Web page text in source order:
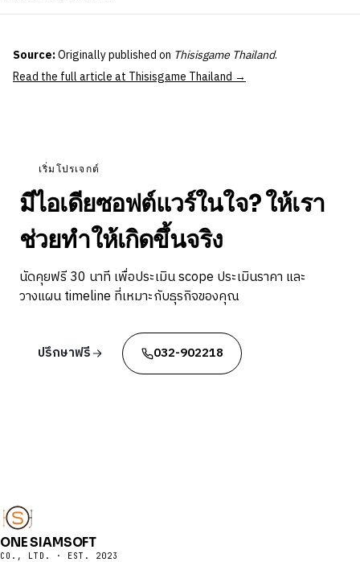
Source:Originally published on Thisisgame Thailand.
Read the full article at Thisisgame Thailand →
เริ่มโปรเจกต์
มีไอเดียซอฟต์แวร์ในใจ? ให้เรา
ช่วยทำให้เกิดขึ้นจริง
นัดคุยฟรี 30 นาที เพื่อประเมิน scope ประเมินราคา และ
วางแผน timeline ที่เหมาะกับธุรกิจของคุณ
ปรึกษาฟรี 032-902218
ONE SIAMSOFT
CO., LTD. · EST. 2023